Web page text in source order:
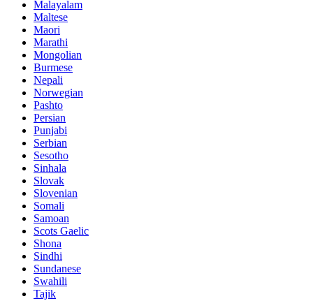
Malayalam
Maltese
Maori
Marathi
Mongolian
Burmese
Nepali
Norwegian
Pashto
Persian
Punjabi
Serbian
Sesotho
Sinhala
Slovak
Slovenian
Somali
Samoan
Scots Gaelic
Shona
Sindhi
Sundanese
Swahili
Tajik